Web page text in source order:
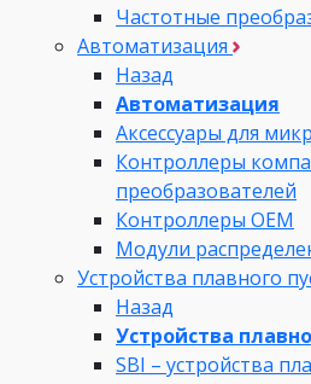
Частотные
Автоматизация
Назад
Автоматизация
Аксессуары для
Контроллеры
преобразователей
Контроллеры ОЕМ
Модули
Устройства плавного
Назад
Устройства
SBI – устройства